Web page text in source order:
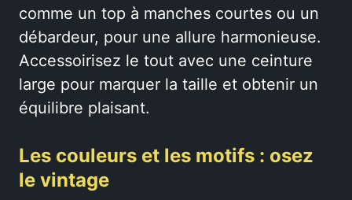
comme un top à manches courtes ou un
débardeur, pour une allure harmonieuse.
Accessoirisez le tout avec une ceinture
large pour marquer la taille et obtenir un
équilibre plaisant.
Les couleurs et les motifs : osez
le vintage